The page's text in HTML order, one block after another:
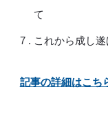
て
これから成し
記事の詳細はこち